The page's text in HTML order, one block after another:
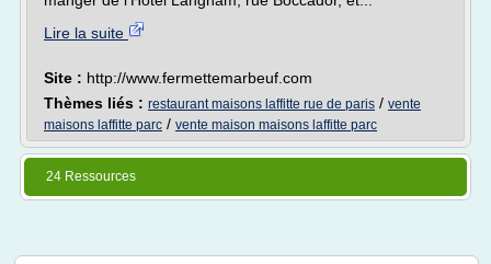
Lire la suite
Site : http://www.fermettemarbeuf.com
Thèmes liés : restaurant maisons laffitte rue de paris / vente
maisons laffitte parc / vente maison maisons laffitte parc
24 Ressources